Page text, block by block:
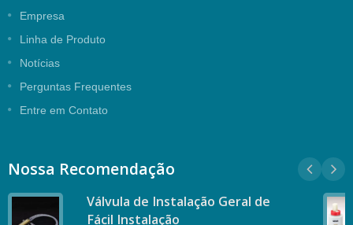
Empresa
Linha de Produto
Notícias
Perguntas Frequentes
Entre em Contato
Nossa Recomendação
Válvula de Instalação Geral de
Fácil Instalação